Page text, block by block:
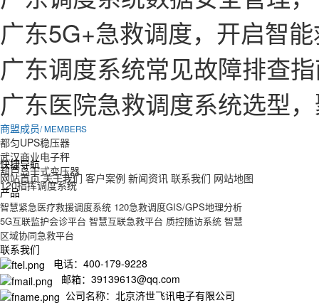
广东5G+急救调度，开启智
广东调度系统常见故障排查
广东医院急救调度系统选型
商盟成员/ MEMBERS
都匀UPS稳压器
武汉商业电子秤
葫芦岛干式变压器
120指挥调度系统
快捷导航
网站首页 关于我们 客户案例 新闻资讯 联系我们 网站地图
产品
智慧紧急医疗救援调度系统 120急救调度GIS/GPS地理分析
5G互联监护会诊平台 智慧互联急救平台 质控随访系统 智慧
区域协同急救平台
联系我们
电话：400-179-9228
邮箱：39139613@qq.com
公司名称：北京济世飞讯电子有限公司